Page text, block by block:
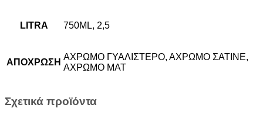
LITRA 750ML, 2,5
AΠΟΧΡΩΣΗ
ΑΧΡΩΜΟ ΓΥΑΛΙΣΤΕΡΟ, ΑΧΡΩΜΟ ΣΑΤΙΝΕ,
ΑΧΡΩΜΟ ΜΑΤ
Σχετικά προϊόντα